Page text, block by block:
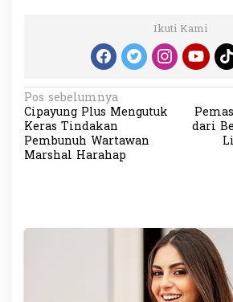
Ikuti Kami
N
a
v
s
Pos sebelumnya
Cipayung Plus Mengutuk
Keras Tindakan
Pembunuh Wartawan
Marshal Harahap
dari